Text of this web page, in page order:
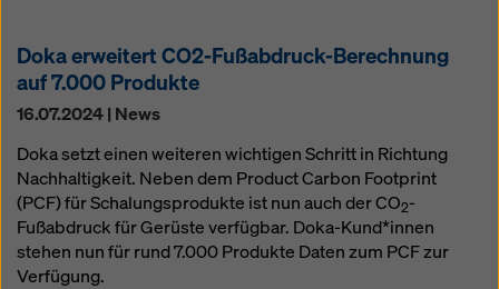
Doka erweitert CO2-Fußabdruck-Berechnung
auf 7.000 Produkte
16.07.2024 | News
Doka setzt einen weiteren wichtigen Schritt in Richtung
Nachhaltigkeit. Neben dem Product Carbon Footprint
(PCF) für Schalungsprodukte ist nun auch der CO2-
Fußabdruck für Gerüste verfügbar. Doka-Kund*innen
stehen nun für rund 7.000 Produkte Daten zum PCF zur
Verfügung.